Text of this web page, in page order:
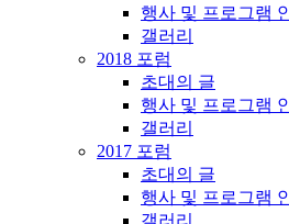
행사 및 프로그램
갤러리
2018 포럼
초대의 글
행사 및 프로그램
갤러리
2017 포럼
초대의 글
행사 및 프로그램
갤러리